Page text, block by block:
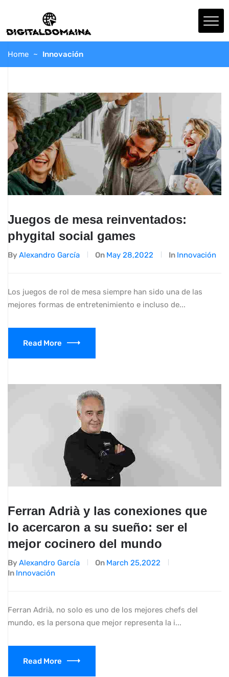
Home Innovación
Juegos de mesa reinventados:
phygital social games
By Alexandro García On May 28,2022 In Innovación
Los juegos de rol de mesa siempre han sido una de las
mejores formas de entretenimiento e incluso de...
Read More
Ferran Adrià y las conexiones que
lo acercaron a su sueño: ser el
mejor cocinero del mundo
By Alexandro García On March 25,2022
In Innovación
Ferran Adrià, no solo es uno de los mejores chefs del
mundo, es la persona que mejor representa la i...
Read More